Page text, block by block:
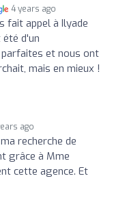
4 years ago
fait appel à Ilyade
d'un
et nous ont
mais en mieux !
ago
recherche de
grâce à Mme
cette agence. Et